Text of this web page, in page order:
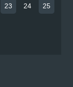
23 24 25